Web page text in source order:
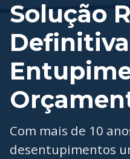
Solução
Com mais de 10
desentupimentos